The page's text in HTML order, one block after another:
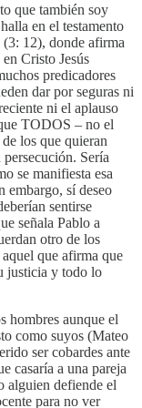
que también soy
en el testamento
12), donde afirma
Cristo Jesús
predicadores
dar por seguras ni
ni el aplauso
TODOS – no el
los que quieran
Sería
se manifiesta esa
embargo, sí deseo
sentirse
señala Pablo a
otro de los
que afirma que
justicia y todo lo
hombres aunque el
como suyos (Mateo
ser cobardes ante
casaría a una pareja
alguien defiende el
para no ver